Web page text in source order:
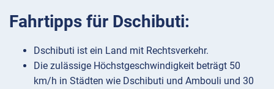
Fahrtipps für Dschibuti:
Dschibuti ist ein Land mit Rechtsverkehr.
Die zulässige Höchstgeschwindigkeit beträgt 50
km/h in Städten wie Dschibuti und Ambouli und 30